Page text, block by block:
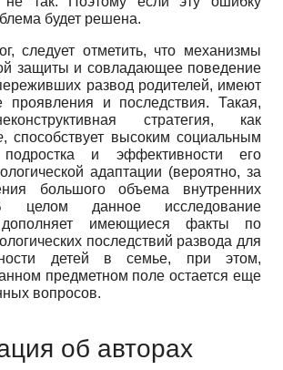
будет решена.
следует отметить, что механизмы
защиты и совладающее поведение
развод родителей, имеют
проявления и последствия. Такая,
стратегия, как
, способствует высоким социальным
подростка и эффективности его
адаптации (вероятно, за
большого объема внутренних
целом данное исследование
дополняет имеющиеся факты по
последствий развода для
детей в семье, при этом,
предметном поле остается еще
вопросов.
об авторах